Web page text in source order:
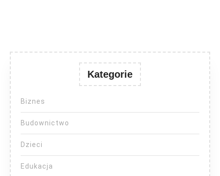
Kategorie
Biznes
Budownictwo
Dzieci
Edukacja